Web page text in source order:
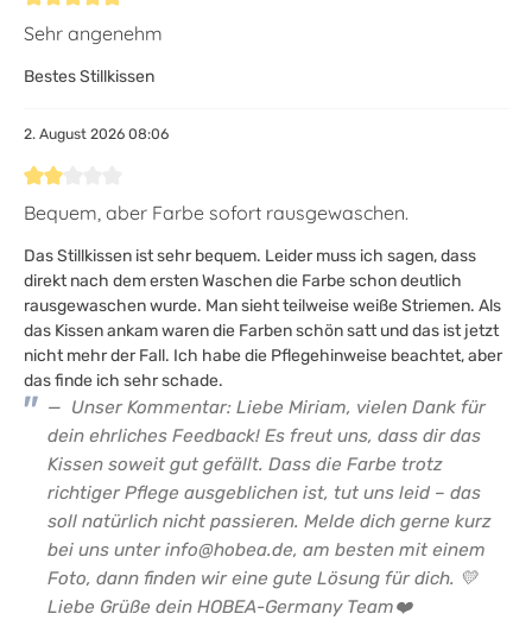
Bewertung mit 5 von 5 Sternen
Sehr angenehm
Bestes Stillkissen
2. August 2026 08:06
Bewertung mit 2 von 5 Sternen
Bequem, aber Farbe sofort rausgewaschen.
Das Stillkissen ist sehr bequem. Leider muss ich sagen, dass
direkt nach dem ersten Waschen die Farbe schon deutlich
rausgewaschen wurde. Man sieht teilweise weiße Striemen. Als
das Kissen ankam waren die Farben schön satt und das ist jetzt
nicht mehr der Fall. Ich habe die Pflegehinweise beachtet, aber
das finde ich sehr schade.
Unser Kommentar: Liebe Miriam, vielen Dank für
dein ehrliches Feedback! Es freut uns, dass dir das
Kissen soweit gut gefällt. Dass die Farbe trotz
richtiger Pflege ausgeblichen ist, tut uns leid – das
soll natürlich nicht passieren. Melde dich gerne kurz
bei uns unter info@hobea.de, am besten mit einem
Foto, dann finden wir eine gute Lösung für dich. 💛
Liebe Grüße dein HOBEA-Germany Team❤️